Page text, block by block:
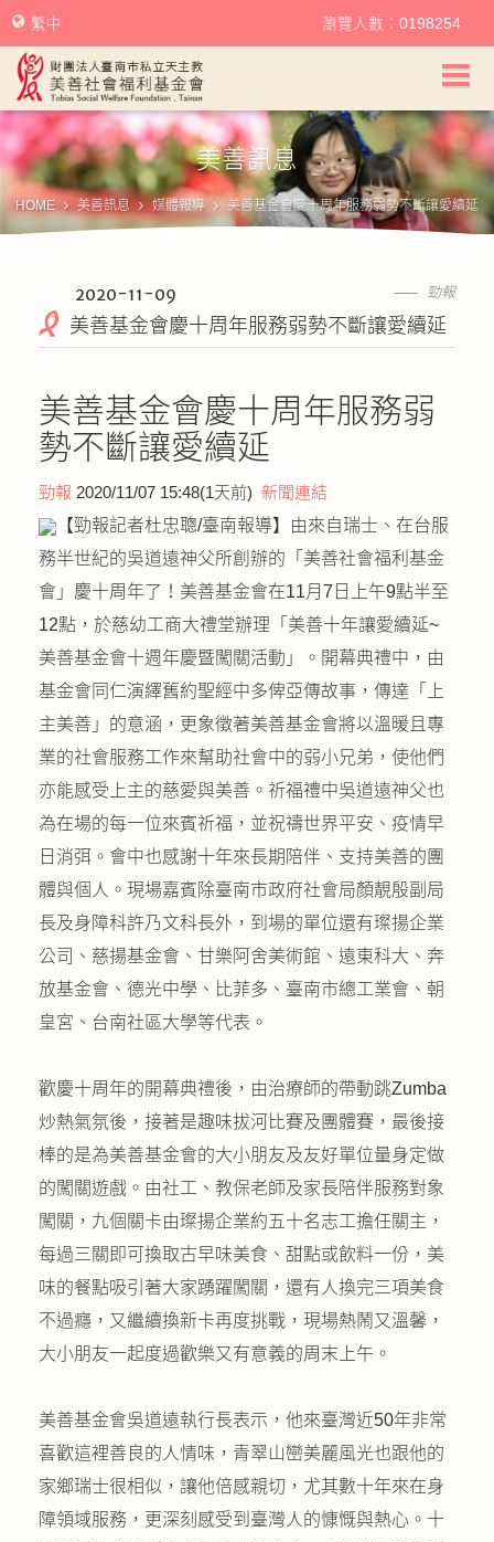
美善社會福利基金會首頁
關於美善
美善服務
幫助美善
我要捐款
捐款徵信
公益義賣
聯絡我們
友善連結
網站地圖
繁中 瀏覽人數：0198254
美善訊息
HOME 美善訊息 媒體報導 美善基金會慶十周年服務弱勢不斷讓愛續延
勁報
2020-11-09
美善基金會慶十周年服務弱勢不斷讓愛續延
美善基金會慶十周年服務弱
勢不斷讓愛續延
勁報 2020/11/07 15:48(1天前) 新聞連結
【勁報記者杜忠聰/臺南報導】由來自瑞士、在台服
務半世紀的吳道遠神父所創辦的「美善社會福利基金
會」慶十周年了！美善基金會在11月7日上午9點半至
12點，於慈幼工商大禮堂辦理「美善十年讓愛續延~
美善基金會十週年慶暨闖關活動」。開幕典禮中，由
基金會同仁演繹舊約聖經中多俾亞傳故事，傳達「上
主美善」的意涵，更象徵著美善基金會將以溫暖且專
業的社會服務工作來幫助社會中的弱小兄弟，使他們
亦能感受上主的慈愛與美善。祈福禮中吳道遠神父也
為在場的每一位來賓祈福，並祝禱世界平安、疫情早
日消弭。會中也感謝十年來長期陪伴、支持美善的團
體與個人。現場嘉賓除臺南市政府社會局顏靚殷副局
長及身障科許乃文科長外，到場的單位還有璨揚企業
公司、慈揚基金會、甘樂阿舍美術館、遠東科大、奔
放基金會、德光中學、比菲多、臺南市總工業會、朝
皇宮、台南社區大學等代表。
歡慶十周年的開幕典禮後，由治療師的帶動跳Zumba
炒熱氣氛後，接著是趣味拔河比賽及團體賽，最後接
棒的是為美善基金會的大小朋友及友好單位量身定做
的闖關遊戲。由社工、教保老師及家長陪伴服務對象
闖關，九個關卡由璨揚企業約五十名志工擔任關主，
每過三關即可換取古早味美食、甜點或飲料一份，美
味的餐點吸引著大家踴躍闖關，還有人換完三項美食
不過癮，又繼續換新卡再度挑戰，現場熱鬧又溫馨，
大小朋友一起度過歡樂又有意義的周末上午。
美善基金會吳道遠執行長表示，他來臺灣近50年非常
喜歡這裡善良的人情味，青翠山巒美麗風光也跟他的
家鄉瑞士很相似，讓他倍感親切，尤其數十年來在身
障領域服務，更深刻感受到臺灣人的慷慨與熱心。十